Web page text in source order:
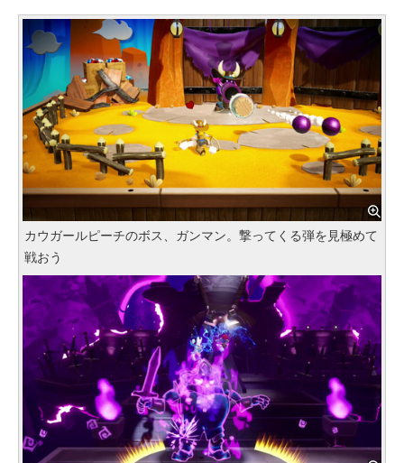
カウガールピーチのボス、ガンマン。撃ってくる弾を見極めて
戦おう